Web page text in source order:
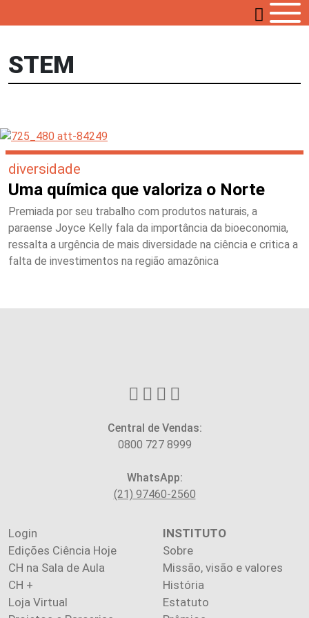
STEM
diversidade
Uma química que valoriza o Norte
Premiada por seu trabalho com produtos naturais, a
paraense Joyce Kelly fala da importância da bioeconomia,
ressalta a urgência de mais diversidade na ciência e critica a
falta de investimentos na região amazônica
Central de Vendas:
0800 727 8999
WhatsApp:
(21) 97460-2560
Login
Edições Ciência Hoje
CH na Sala de Aula
CH +
Loja Virtual
INSTITUTO
Sobre
Missão, visão e valores
História
Estatuto